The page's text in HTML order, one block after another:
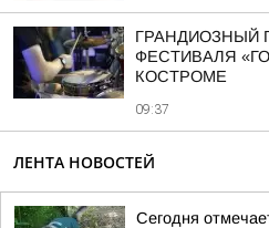
ГРАНДИОЗНЫЙ
ФЕСТИВАЛЯ
КОСТРОМЕ
09:37
ЛЕНТА НОВОСТЕЙ
Сегодня